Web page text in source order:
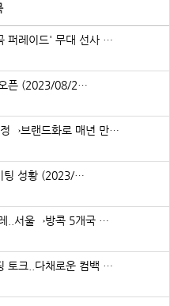
퍼레이드' 무대 선사 …
오픈 (2023/08/2…
→브랜드화로 매년 만…
팅 성황 (2023/…
..서울→방콕 5개국 …
토크..다채로운 컴백 …